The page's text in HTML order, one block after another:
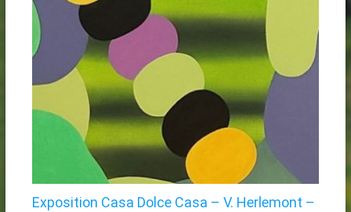
Exposition Casa Dolce Casa – V. Herlemont –